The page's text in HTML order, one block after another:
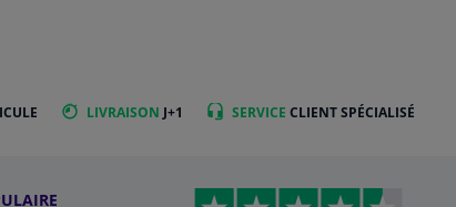
LIVRAISON J+1 SERVICE CLIENT SPÉCIALISÉ